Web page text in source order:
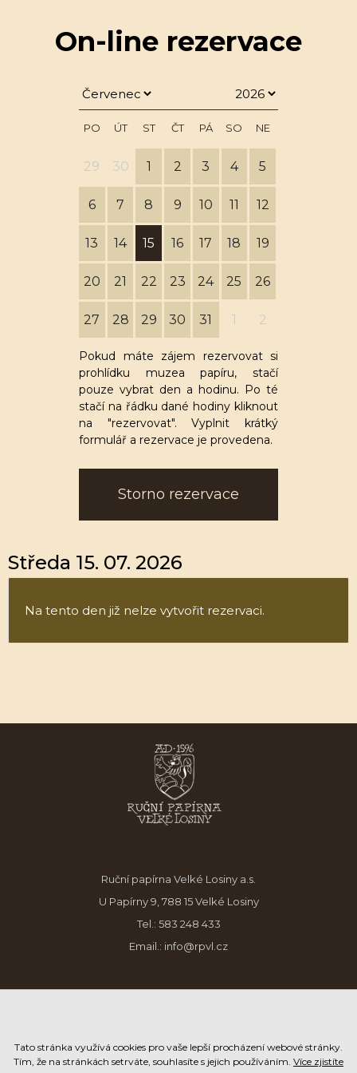
On-line rezervace
PO ÚT ST ČT PÁ SO NE
29 30 1 2 3 4 5
6 7 8 9 10 11 12
13 14 15 16 17 18 19
20 21 22 23 24 25 26
27 28 29 30 31 1 2
Pokud máte zájem rezervovat si
prohlídku muzea papíru, stačí
pouze vybrat den a hodinu. Po té
stačí na řádku dané hodiny kliknout
na "rezervovat". Vyplnit krátký
formulář a rezervace je provedena.
Storno rezervace
Středa 15. 07. 2026
Na tento den již nelze vytvořit rezervaci.
Ruční papírna Velké Losiny a.s.
U Papírny 9, 788 15 Velké Losiny
Tel.: 583 248 433
Email.: info@rpvl.cz
Tato stránka využívá cookies pro vaše lepší procházení webové stránky.
Tím, že na stránkách setrváte, souhlasíte s jejich používáním. Více zjistíte